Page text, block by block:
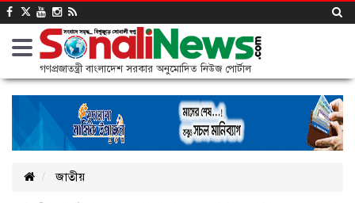
গণপ্রজাতন্ত্রী বাংলাদেশ সরকার অনুমোদিত নিউজ পোর্টাল
জাতীয়